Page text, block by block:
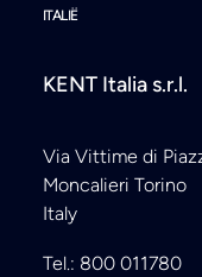
ITALIË
KENT Italia s.r.l.
Via Vittime di
Moncalieri Torino
Italy
Tel.: 800 011780